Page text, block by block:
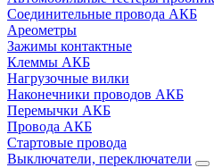
Соединительные провода АКБ
Ареометры
Зажимы контактные
Клеммы АКБ
Нагрузочные вилки
Наконечники проводов АКБ
Перемычки АКБ
Провода АКБ
Стартовые провода
Выключатели, переключатели